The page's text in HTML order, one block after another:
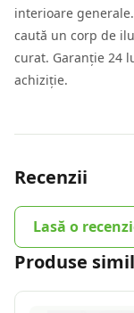
interioare
caută un corp de
curat. Garanție 24
achiziție.
Recenzii
Lasă o
Produse